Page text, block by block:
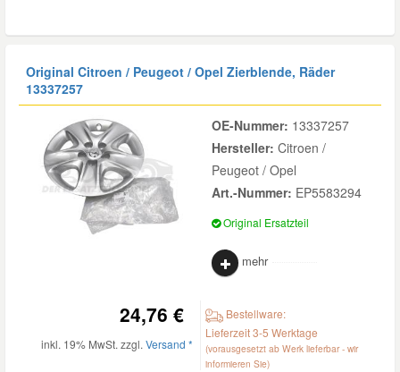
Original Citroen / Peugeot / Opel Zierblende, Räder
13337257
OE-Nummer: 13337257
Hersteller: Citroen /
Peugeot / Opel
Art.-Nummer: EP5583294
Original Ersatzteil
mehr
24,76 €
inkl. 19% MwSt. zzgl. Versand *
Bestellware:
Lieferzeit 3-5 Werktage
(vorausgesetzt ab Werk lieferbar - wir
informieren Sie)